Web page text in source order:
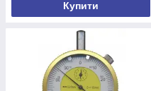
Купити